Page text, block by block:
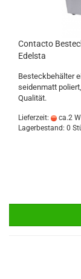
Contacto
Edelsta
Besteckbehälter
seidenmatt
Qualität.
Lieferzeit: ca.2
Lagerbestand: 0